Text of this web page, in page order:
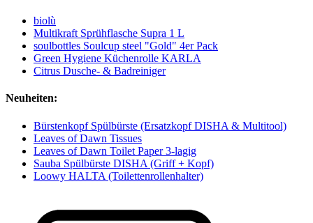
biolù
Multikraft Sprühflasche Supra 1 L
soulbottles Soulcup steel "Gold" 4er Pack
Green Hygiene Küchenrolle KARLA
Citrus Dusche- & Badreiniger
Neuheiten:
Bürstenkopf Spülbürste (Ersatzkopf DISHA & Multitool)
Leaves of Dawn Tissues
Leaves of Dawn Toilet Paper 3-lagig
Sauba Spülbürste DISHA (Griff + Kopf)
Loowy HALTA (Toilettenrollenhalter)